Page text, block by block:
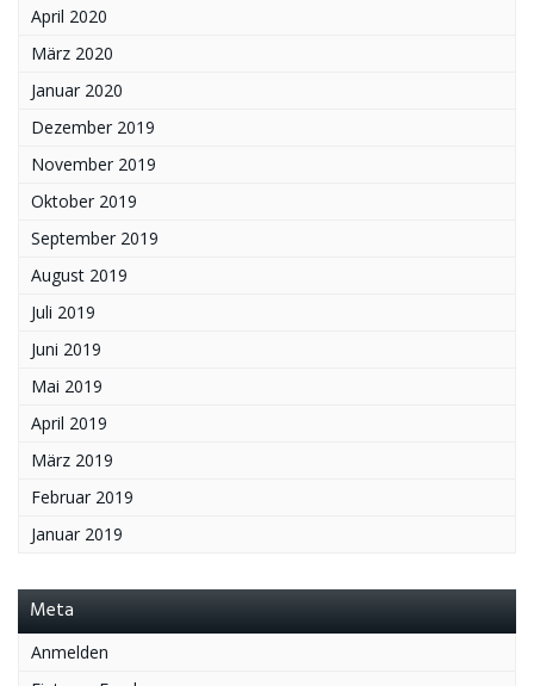
April 2020
März 2020
Januar 2020
Dezember 2019
November 2019
Oktober 2019
September 2019
August 2019
Juli 2019
Juni 2019
Mai 2019
April 2019
März 2019
Februar 2019
Januar 2019
Meta
Anmelden